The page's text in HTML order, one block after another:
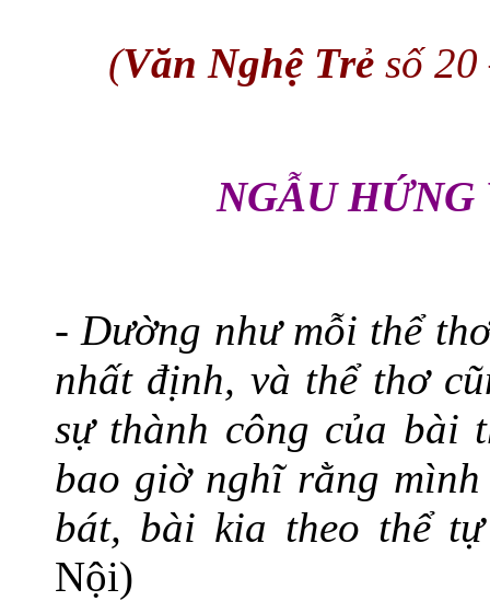
(Văn Nghệ Trẻsố 20
NGẪU HỨNG
- Dường như mỗi thể
nhất định, và thể thơ
sự thành công của bài
bao giờ nghĩ rằng
bát, bài kia theo thể
Nội)